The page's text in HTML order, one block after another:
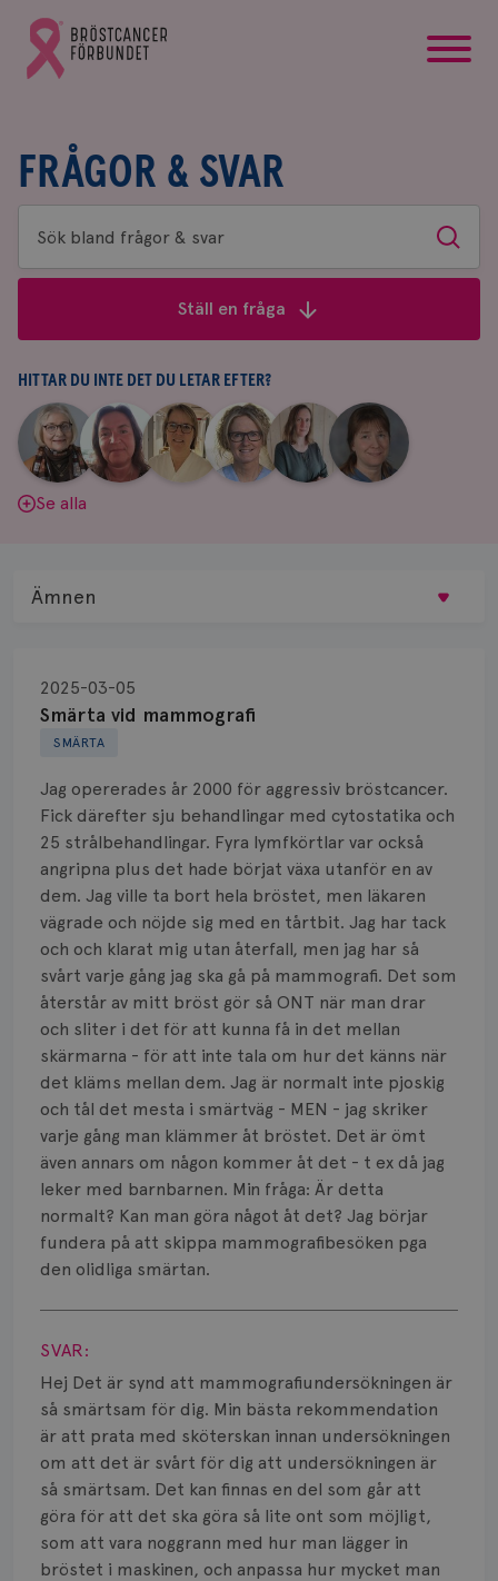
Gå
till
Bröstcancerförbundets
FRÅGOR & SVAR
Sök
bland
&
svar
Sök
Ställ en fråga
HITTAR DU INTE DET DU LETAR EFTER?
Aina
Johnsson
|
Anne
Andersson
Fredrika
Killander
|
Jeanette
Bäcklund
|
Maria
Edegran
|
Yvette
Andersson
Se alla
SMÄRTA
Smärta vid mammografi
2025-03-05
Jag opererades år 2000 för aggressiv bröstcancer.
Fick därefter sju behandlingar med cytostatika och
25 strålbehandlingar. Fyra lymfkörtlar var också
angripna plus det hade börjat växa utanför en av
dem. Jag ville ta bort hela bröstet, men läkaren
vägrade och nöjde sig med en tårtbit. Jag har tack
och och klarat mig utan återfall, men jag har så
svårt varje gång jag ska gå på mammografi. Det som
återstår av mitt bröst gör så ONT när man drar
och sliter i det för att kunna få in det mellan
skärmarna - för att inte tala om hur det känns när
det kläms mellan dem. Jag är normalt inte pjoskig
och tål det mesta i smärtväg - MEN - jag skriker
varje gång man klämmer åt bröstet. Det är ömt
även annars om någon kommer åt det - t ex då jag
leker med barnbarnen. Min fråga: Är detta
normalt? Kan man göra något åt det? Jag börjar
fundera på att skippa mammografibesöken pga
den olidliga smärtan.
Visa svar
SVAR:
Hej Det är synd att mammografiundersökningen är
så smärtsam för dig. Min bästa rekommendation
är att prata med sköterskan innan undersökningen
om att det är svårt för dig att undersökningen är
så smärtsam. Det kan finnas en del som går att
göra för att det ska göra så lite ont som möjligt,
som att vara noggrann med hur man lägger in
bröstet i maskinen, och anpassa hur mycket man
Ämnen
Biopsi
Biverkningar
Bröstvårta
Knöl
Läkemedel
Typ av bröstcancer
Smärta
Prognos
Risker
Spridd bröstcancer
Strålning
Vätska